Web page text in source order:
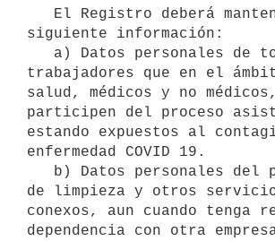
siguiente información:
trabajadores que en el
salud, médicos y no médicos,
participen del proceso
estando expuestos al
enfermedad COVID 19.
de limpieza y otros
conexos, aun cuando tenga
dependencia con otra